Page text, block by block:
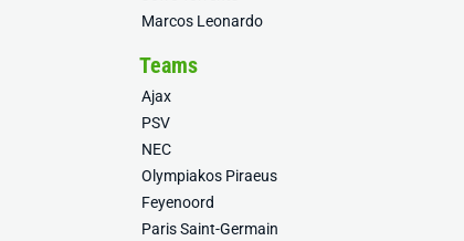
Marcos Leonardo
Teams
Ajax
PSV
NEC
Olympiakos Piraeus
Feyenoord
Paris Saint-Germain